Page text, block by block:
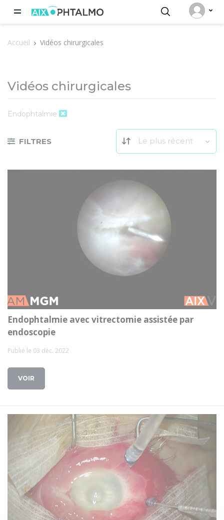
Accueil Vidéos chirurgicales
Vidéos chirurgicales
Endophtalmie
FILTRES Le plus récent
Endophtalmie avec vitrectomie assistée par
endoscopie
Publié le 03 déc. 2022
VOIR
Panneau de gestion des cookies